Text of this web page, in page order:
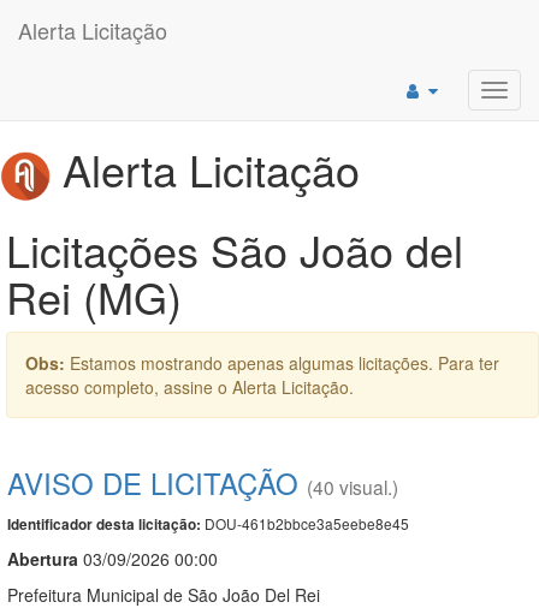
Alerta Licitação
Alerta Licitação
Licitações São João del
Rei (MG)
Obs: Estamos mostrando apenas algumas licitações. Para ter
acesso completo, assine o Alerta Licitação.
AVISO DE LICITAÇÃO (40 visual.)
Identificador desta licitação: DOU-461b2bbce3a5eebe8e45
Abertura 03/09/2026 00:00
Prefeitura Municipal de São João Del Rei